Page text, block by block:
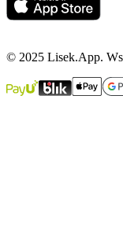
© 2025 Lisek.App.